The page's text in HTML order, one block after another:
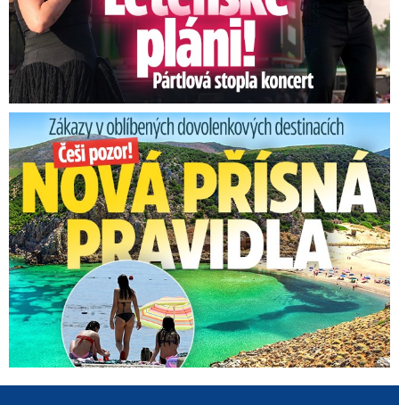
Zákazy v dovolenkových rájích: Restrikce proti naháčům!